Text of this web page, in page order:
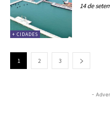
+ CIDADES
14 de
1 2 3
-